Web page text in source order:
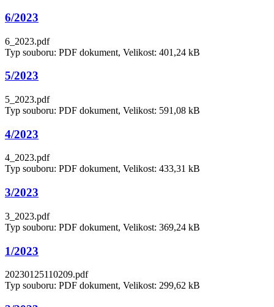
6/2023
6_2023.pdf
Typ souboru: PDF dokument, Velikost: 401,24 kB
5/2023
5_2023.pdf
Typ souboru: PDF dokument, Velikost: 591,08 kB
4/2023
4_2023.pdf
Typ souboru: PDF dokument, Velikost: 433,31 kB
3/2023
3_2023.pdf
Typ souboru: PDF dokument, Velikost: 369,24 kB
1/2023
20230125110209.pdf
Typ souboru: PDF dokument, Velikost: 299,62 kB